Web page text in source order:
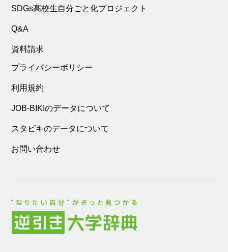
SDGs高校生自分ごと化プロジェクト
Q&A
資料請求
プライバシーポリシー
利用規約
JOB-BIKIのデータについて
スタビキのデータについて
お問い合わせ